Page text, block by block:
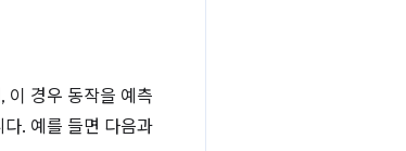
경우 동작을 예측
. 예를 들면 다음과